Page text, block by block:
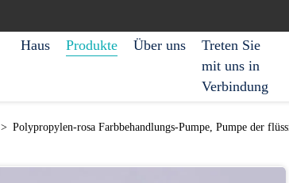
Haus Produkte Über uns
Treten Sie
mit uns in
Verbindung
> Polypropylen-rosa Farbbehandlungs-Pumpe, Pumpe der